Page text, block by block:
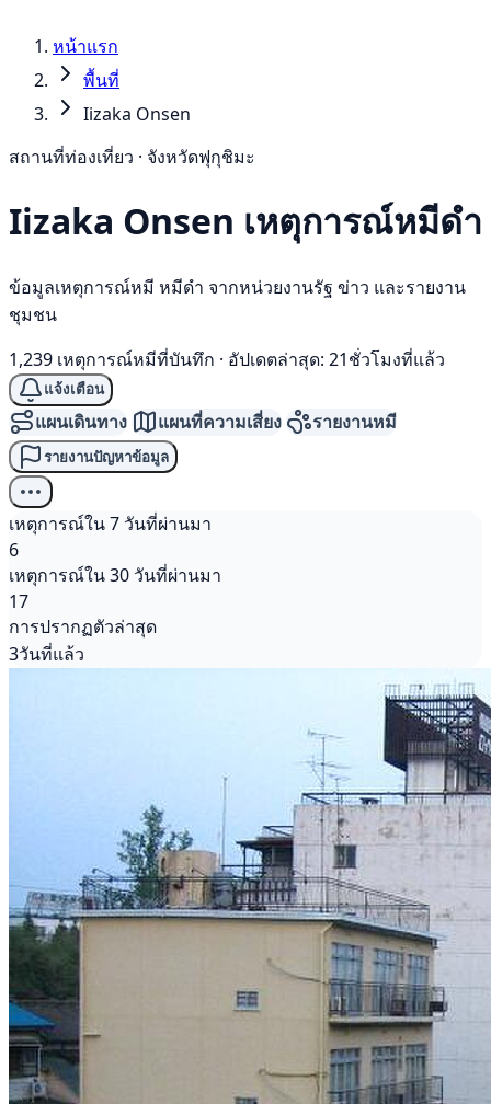
หน้าแรก
พื้นที่
Iizaka Onsen
สถานที่ท่องเที่ยว · จังหวัดฟุกุชิมะ
Iizaka Onsen เหตุการณ์หมีดำ
ข้อมูลเหตุการณ์หมี หมีดำ จากหน่วยงานรัฐ ข่าว และรายงาน
ชุมชน
1,239 เหตุการณ์หมีที่บันทึก · อัปเดตล่าสุด: 21ชั่วโมงที่แล้ว
แจ้งเตือน
แผนเดินทาง แผนที่ความเสี่ยง รายงานหมี
รายงานปัญหาข้อมูล
เหตุการณ์ใน 7 วันที่ผ่านมา
6
เหตุการณ์ใน 30 วันที่ผ่านมา
17
การปรากฏตัวล่าสุด
3วันที่แล้ว